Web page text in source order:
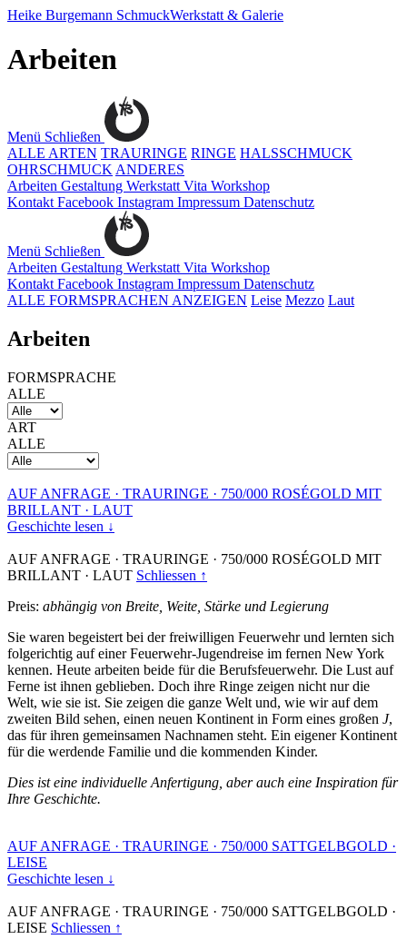
Heike Burgemann SchmuckWerkstatt & Galerie
Arbeiten
Menü Schließen
ALLE ARTEN TRAURINGE RINGE HALSSCHMUCK
OHRSCHMUCK ANDERES
Arbeiten Gestaltung Werkstatt Vita Workshop
Kontakt Facebook Instagram Impressum Datenschutz
Menü Schließen
Arbeiten Gestaltung Werkstatt Vita Workshop
Kontakt Facebook Instagram Impressum Datenschutz
ALLE FORMSPRACHEN ANZEIGEN Leise Mezzo Laut
Arbeiten
FORMSPRACHE
ALLE
ART
ALLE
AUF ANFRAGE · TRAURINGE · 750/000 ROSÉGOLD MIT
BRILLANT · LAUT
Geschichte lesen ↓
AUF ANFRAGE · TRAURINGE · 750/000 ROSÉGOLD MIT
BRILLANT · LAUT Schliessen ↑
Preis: abhängig von Breite, Weite, Stärke und Legierung
Sie waren begeistert bei der freiwilligen Feuerwehr und lernten sich
folgerichtig auf einer Feuerwehr-Jugendreise im fernen New York
kennen. Heute arbeiten beide für die Berufsfeuerwehr. Die Lust auf
Ferne ist ihnen geblieben. Doch ihre Ringe zeigen nicht nur die
Welt, wie sie ist. Sie zeigen die ganze Welt und, wie wir auf dem
zweiten Bild sehen, einen neuen Kontinent in Form eines großen J,
das für ihren gemeinsamen Nachnamen steht. Ein eigener Kontinent
für die werdende Familie und die kommenden Kinder.
Dies ist eine individuelle Anfertigung, aber auch eine Inspiration für
Ihre Geschichte.
AUF ANFRAGE · TRAURINGE · 750/000 SATTGELBGOLD ·
LEISE
Geschichte lesen ↓
AUF ANFRAGE · TRAURINGE · 750/000 SATTGELBGOLD ·
LEISE Schliessen ↑